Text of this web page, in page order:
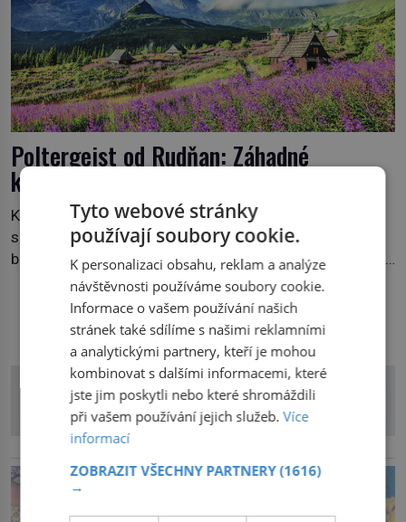
Poltergeist od Rudňan: Záhadné
kamenování odnikud!
Kámen dopadl na hladinu řeky bez zvuku, jako by se
samotná voda rozhodla mlčet. Mladší z chlapců
bolestně strhl ruku, ale další úder ho zasáhl dříve, než si
vůbec uvědomil pohyb: tiše, nelidsky přesně. „Odkud…?“
zachrčel starší student, ale v houštině na břehu nebyl
nikdo, kdo by po nich mohl cokoliv házet. A když se […]
DALŠÍ ČLÁNKY Z RUBRIKY
Tyto webové stránky
používají soubory cookie.
K personalizaci obsahu, reklam a analýze
návštěvnosti používáme soubory cookie.
Informace o vašem používání našich
stránek také sdílíme s našimi reklamními
a analytickými partnery, kteří je mohou
kombinovat s dalšími informacemi, které
jste jim poskytli nebo které shromáždili
při vašem používání jejich služeb.Více
informací
ZOBRAZIT VŠECHNY PARTNERY(1616)
→